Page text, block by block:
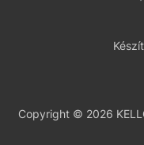
Copyright © 2026